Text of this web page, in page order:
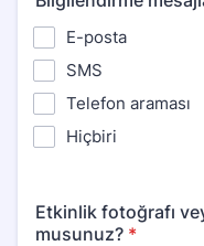
E-posta
SMS
Telefon araması
Hiçbiri
Etkinlik fotoğrafı
musunuz? *